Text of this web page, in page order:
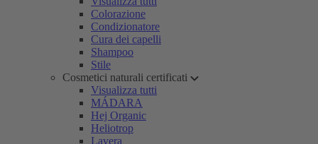
Colorazione
Condizionatore
Cura dei capelli
Shampoo
Stile
Cosmetici naturali certificati
Visualizza tutti
MÁDARA
Hej Organic
Heliotrop
Lavera